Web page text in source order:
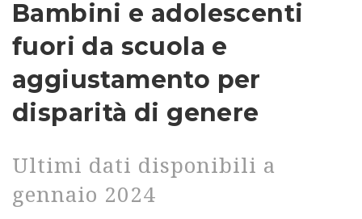
AMBIENTE
CONFLITTI
Bambini e adolescenti
fuori da scuola e
aggiustamento per
disparità di genere
Ultimi dati disponibili a
gennaio 2024